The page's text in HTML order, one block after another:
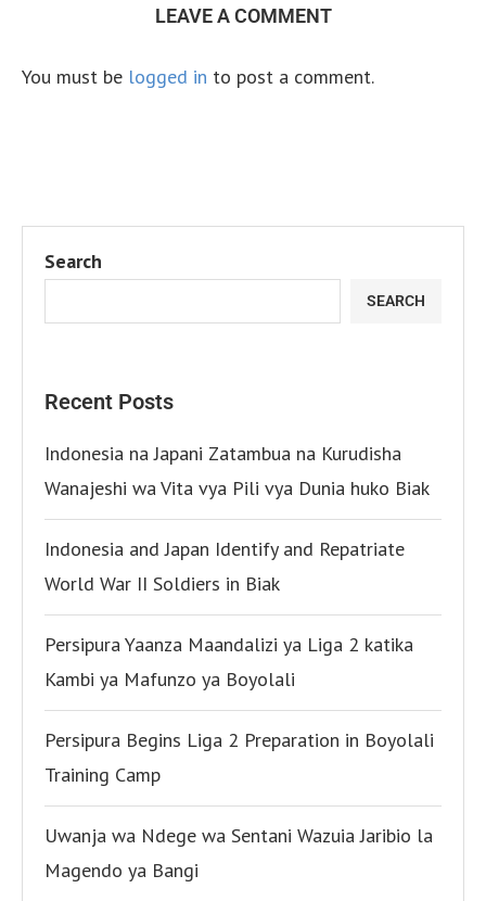
LEAVE A COMMENT
You must be logged in to post a comment.
Search
SEARCH
Recent Posts
Indonesia na Japani Zatambua na Kurudisha
Wanajeshi wa Vita vya Pili vya Dunia huko Biak
Indonesia and Japan Identify and Repatriate
World War II Soldiers in Biak
Persipura Yaanza Maandalizi ya Liga 2 katika
Kambi ya Mafunzo ya Boyolali
Persipura Begins Liga 2 Preparation in Boyolali
Training Camp
Uwanja wa Ndege wa Sentani Wazuia Jaribio la
Magendo ya Bangi